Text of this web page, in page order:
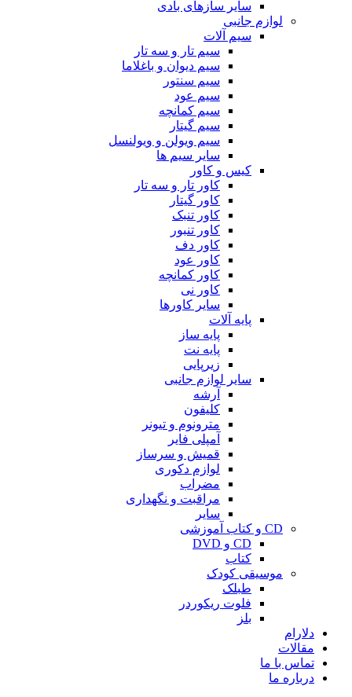
سایر سازهای بادی
لوازم جانبی
سیم آلات
سیم تار و سه تار
سیم دیوان و باغلاما
سیم سنتور
سیم عود
سیم کمانچه
سیم گیتار
سیم ویولن و ویولنسل
سایر سیم ها
کیس و کاور
کاور تار و سه تار
کاور گیتار
کاور تنبک
کاور تنبور
کاور دف
کاور عود
کاور کمانچه
کاور نی
سایر کاورها
پایه آلات
پایه ساز
پایه نت
زیرپایی
سایر لوازم جانبی
آرشه
کلیفون
مترونوم و تیونر
آمپلی فایر
قمیش و سرساز
لوازم دکوری
مضراب
مراقبت و نگهداری
سایر
CD و کتاب آموزشی
CD و DVD
کتاب
موسیقی کودک
طبلک
فلوت ریکوردر
بلز
دلارام
مقالات
تماس با ما
درباره ما